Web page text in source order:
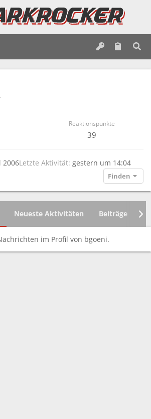
Reaktionspunkte
39
2006Letzte Aktivität gestern um 14:04
Finden
Neueste Aktivitäten Beiträge
im Profil von bgoeni.